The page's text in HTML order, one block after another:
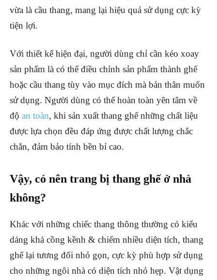
vừa là cầu thang, mang lại hiệu quả sử dụng cực kỳ
tiện lợi.
Với thiết kế hiện đại, người dùng chỉ cần kéo xoay
sản phẩm là có thể điều chỉnh sản phẩm thành ghế
hoặc cầu thang tùy vào mục đích mà bản thân muốn
sử dụng. Người dùng có thể hoàn toàn yên tâm về
độ an toàn, khi sản xuất thang ghế những chất liệu
được lựa chọn đều đáp ứng được chất lượng chắc
chắn, đảm bảo tính bền bỉ cao.
Vậy, có nên trang bị thang ghế ở nhà
không?
Khác với những chiếc thang thông thường có kiểu
dáng khá cồng kềnh & chiếm nhiều diện tích, thang
ghế lại tương đối nhỏ gọn, cực kỳ phù hợp sử dụng
cho những ngôi nhà có diện tích nhỏ hẹp. Vật dụng